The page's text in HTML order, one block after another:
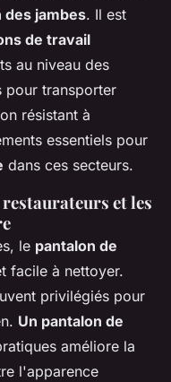
des jambes. Il est
de travail
au niveau des
pour transporter
résistant à
essentiels pour
dans ces secteurs.
et les
le pantalon de
facile à nettoyer.
privilégiés pour
Un pantalon de
améliore la
l'apparence